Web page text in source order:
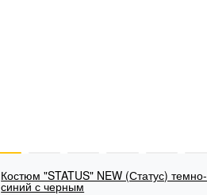
Костюм "STATUS" NEW (Статус) темно-
синий с черным